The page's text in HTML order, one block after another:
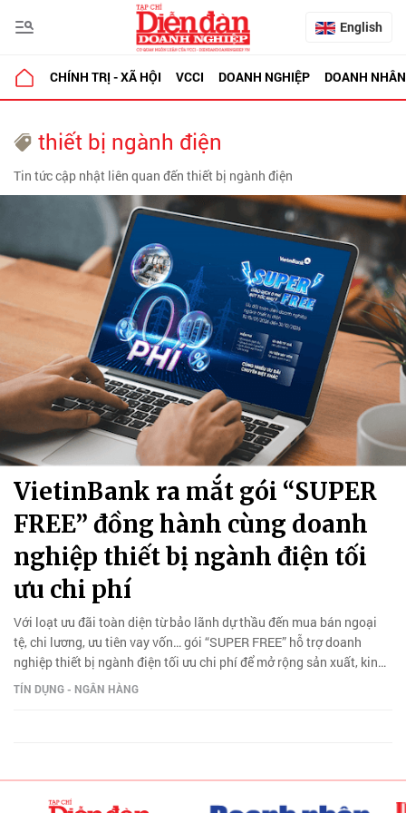
English
CHÍNH TRỊ - XÃ HỘI VCCI DOANH NGHIỆP DOANH NHÂN
thiết bị ngành điện
Tin tức cập nhật liên quan đến thiết bị ngành điện
VietinBank ra mắt gói “SUPER
FREE” đồng hành cùng doanh
nghiệp thiết bị ngành điện tối
ưu chi phí
Với loạt ưu đãi toàn diện từ bảo lãnh dự thầu đến mua bán ngoại
tệ, chi lương, ưu tiên vay vốn… gói “SUPER FREE” hỗ trợ doanh
nghiệp thiết bị ngành điện tối ưu chi phí để mở rộng sản xuất, kinh
doanh.
TÍN DỤNG - NGÂN HÀNG